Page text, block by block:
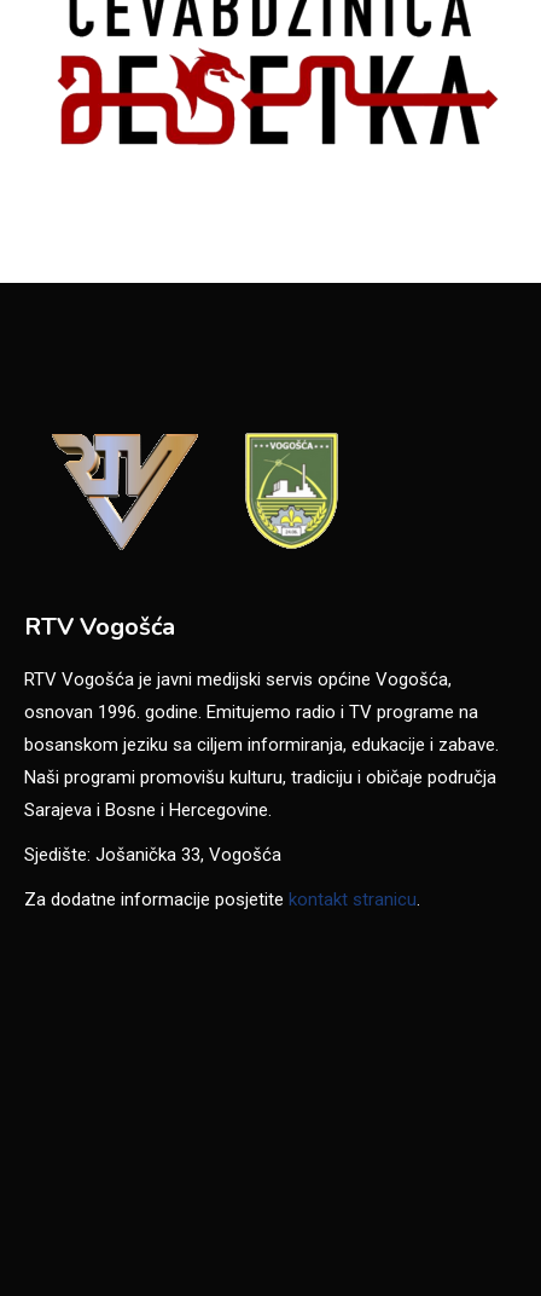
RTV Vogošća
RTV Vogošća je javni medijski servis općine Vogošća,
osnovan 1996. godine. Emitujemo radio i TV programe na
bosanskom jeziku sa ciljem informiranja, edukacije i zabave.
Naši programi promovišu kulturu, tradiciju i običaje područja
Sarajeva i Bosne i Hercegovine.
Sjedište: Jošanička 33, Vogošća
Za dodatne informacije posjetite kontakt stranicu